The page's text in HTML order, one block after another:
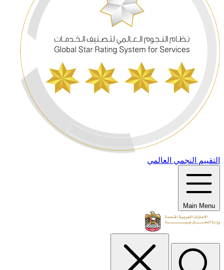
التقييم النجمي العالمي
Main Menu